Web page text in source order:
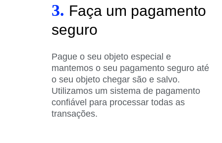
3. Faça um pagamento
seguro
Pague o seu objeto especial e
mantemos o seu pagamento seguro até
o seu objeto chegar são e salvo.
Utilizamos um sistema de pagamento
confiável para processar todas as
transações.